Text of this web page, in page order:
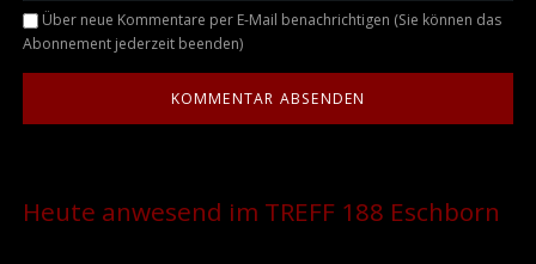
Kommentar
Über neue Kommentare per E-Mail benachrichtigen (Sie können das
Abonnement jederzeit beenden)
Heute anwesend im TREFF 188 Eschborn